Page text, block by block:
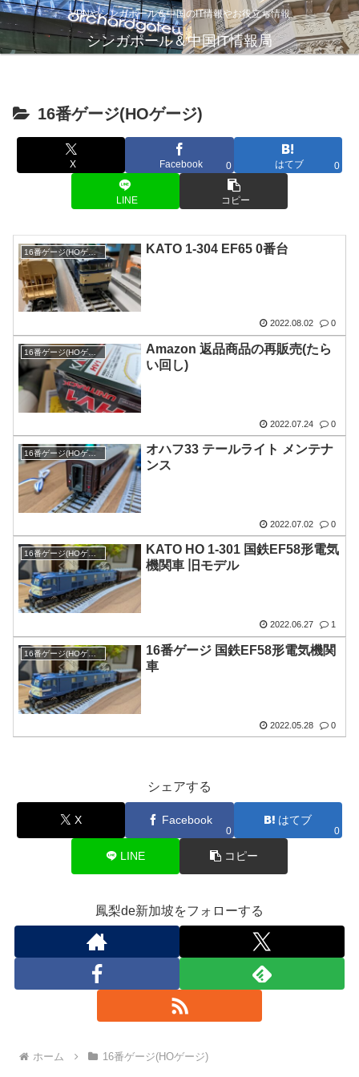
VPNやシンガポール＆中国のIT情報やお役立ち情報
シンガポール＆中国IT情報局
16番ゲージ(HOゲージ)
X Facebook 0 はてブ 0
LINE コピー
16番ゲージ(HOゲージ) KATO 1-304 EF65 0番台
2022.08.02 0
16番ゲージ(HOゲージ)
Amazon 返品商品の再販売(たら
い回し)
2022.07.24 0
16番ゲージ(HOゲージ)
オハフ33 テールライト メンテナ
ンス
2022.07.02 0
16番ゲージ(HOゲージ)
KATO HO 1-301 国鉄EF58形電気
機関車 旧モデル
2022.06.27 1
16番ゲージ(HOゲージ)
16番ゲージ 国鉄EF58形電気機関
車
2022.05.28 0
シェアする
X Facebook
0
はてブ
0
LINE コピー
鳳梨de新加坡をフォローする
ホーム 16番ゲージ(HOゲージ)